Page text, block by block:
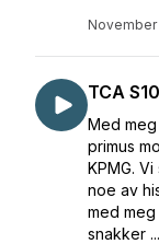
November
TCA
Med
primus
KPMG.
noe av
med
snakker ...